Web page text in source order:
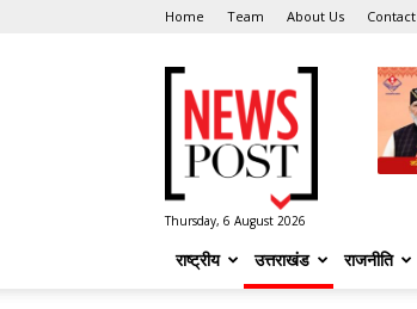
Home Team About Us Contact
Post
Thursday, 6 August 2026
राष्ट्रीय उत्तराखंड राजनीति